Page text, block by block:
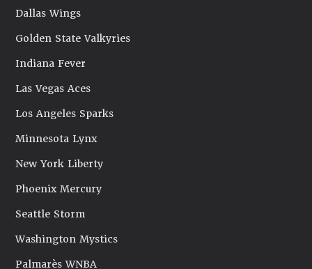
Dallas Wings
Golden State Valkyries
Indiana Fever
Las Vegas Aces
Los Angeles Sparks
Minnesota Lynx
New York Liberty
Phoenix Mercury
Seattle Storm
Washington Mystics
Palmarès WNBA